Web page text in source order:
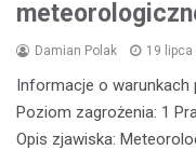
Damian Polak 19 lipca
Informacje o
Poziom zagrożenia: 1
Opis zjawiska: